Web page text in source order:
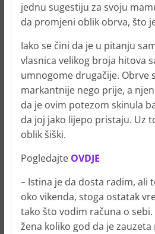
jednu sugestiju za svoju
da promjeni oblik obrva, što
Iako se čini da je u pitanju
vlasnica velikog broja hitova
umnogome drugačije. Obrve
markantnije nego prije, a
da je ovim potezom skinula
da joj jako lijepo pristaju. Uz
oblik šiški.
Pogledajte OVDJE
– Istina je da dosta radim, ali
oko vikenda, stoga ostatak
tako što vodim računa o sebi.
žena koliko god da je